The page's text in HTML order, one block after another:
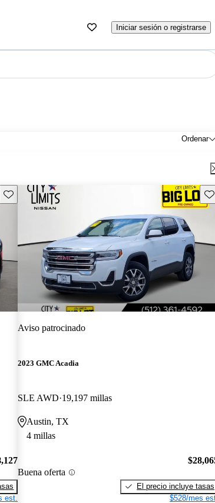
Iniciar sesión o registrarse
Ordenar
Guarda este Aviso
est.
Aviso patrocinado
2023 GMC Acadia
SLE AWD 19,197 millas
Austin, TX
4 millas
Buena oferta
El precio incluye tasas
$528/mes